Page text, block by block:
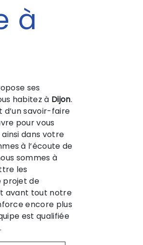
à
ses
habitez à Dijon.
d’un savoir-faire
pour vous
dans votre
à l’écoute de
sommes à
les
projet de
avant tout notre
encore plus
est qualifiée